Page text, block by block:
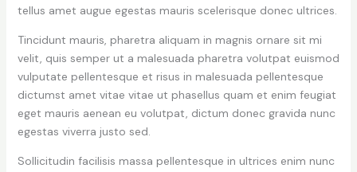
tellus amet augue egestas mauris scelerisque donec ultrices.
Tincidunt mauris, pharetra aliquam in magnis ornare sit mi
velit, quis semper ut a malesuada pharetra volutpat euismod
vulputate pellentesque et risus in malesuada pellentesque
dictumst amet vitae vitae ut phasellus quam et enim feugiat
eget mauris aenean eu volutpat, dictum donec gravida nunc
egestas viverra justo sed.
Sollicitudin facilisis massa pellentesque in ultrices enim nunc